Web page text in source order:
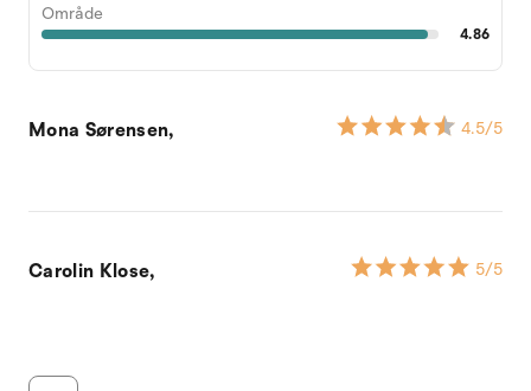
Område
4.86
Mona Sørensen, 4.5/5
Carolin Klose, 5/5